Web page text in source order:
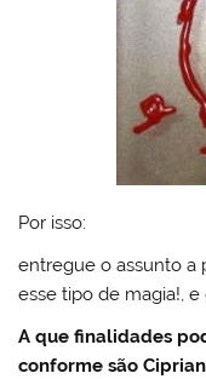
Por isso:
entregue o assunto a
esse tipo de magia!,
A que finalidades
conforme são